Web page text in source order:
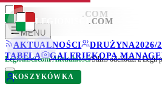
LEGIONISCI .COM
MENU
AKTUALNOŚCI
DRUŻYNA2026/
TABELA
GALERIEKOPA
LEGIONISCI .COM
Legionisci.com/Aktualności/Silins odchodzi z Legii
KOSZYKÓWKA